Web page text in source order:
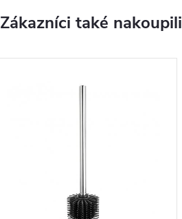
Zákazníci také nakoupili